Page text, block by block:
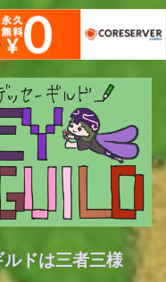
ドは三者三様